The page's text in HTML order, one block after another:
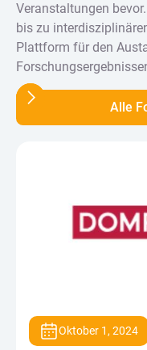
Veranstaltungen
bis zu
Plattform für den
Alle
Oktober 1, 2024